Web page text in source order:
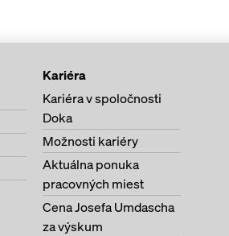
Kariéra
Kariéra v spoločnosti
Doka
Možnosti kariéry
Aktuálna ponuka
pracovných miest
Cena Josefa Umdascha
za výskum